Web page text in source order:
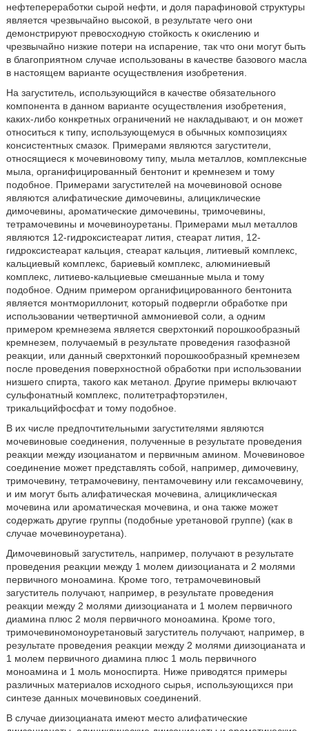
нефтепереработки сырой нефти, и доля парафиновой структуры
является чрезвычайно высокой, в результате чего они
демонстрируют превосходную стойкость к окислению и
чрезвычайно низкие потери на испарение, так что они могут быть
в благоприятном случае использованы в качестве базового масла
в настоящем варианте осуществления изобретения.
На загуститель, использующийся в качестве обязательного
компонента в данном варианте осуществления изобретения,
каких-либо конкретных ограничений не накладывают, и он может
относиться к типу, использующемуся в обычных композициях
консистентных смазок. Примерами являются загустители,
относящиеся к мочевиновому типу, мыла металлов, комплексные
мыла, органифицированный бентонит и кремнезем и тому
подобное. Примерами загустителей на мочевиновой основе
являются алифатические димочевины, алициклические
димочевины, ароматические димочевины, тримочевины,
тетрамочевины и мочевиноуретаны. Примерами мыл металлов
являются 12-гидроксистеарат лития, стеарат лития, 12-
гидроксистеарат кальция, стеарат кальция, литиевый комплекс,
кальциевый комплекс, бариевый комплекс, алюминиевый
комплекс, литиево-кальциевые смешанные мыла и тому
подобное. Одним примером органифицированного бентонита
является монтмориллонит, который подвергли обработке при
использовании четвертичной аммониевой соли, а одним
примером кремнезема является сверхтонкий порошкообразный
кремнезем, получаемый в результате проведения газофазной
реакции, или данный сверхтонкий порошкообразный кремнезем
после проведения поверхностной обработки при использовании
низшего спирта, такого как метанол. Другие примеры включают
сульфонатный комплекс, политетрафторэтилен,
трикальцийфосфат и тому подобное.
В их числе предпочтительными загустителями являются
мочевиновые соединения, полученные в результате проведения
реакции между изоцианатом и первичным амином. Мочевиновое
соединение может представлять собой, например, димочевину,
тримочевину, тетрамочевину, пентамочевину или гексамочевину,
и им могут быть алифатическая мочевина, алициклическая
мочевина или ароматическая мочевина, и она также может
содержать другие группы (подобные уретановой группе) (как в
случае мочевиноуретана).
Димочевиновый загуститель, например, получают в результате
проведения реакции между 1 молем диизоцианата и 2 молями
первичного моноамина. Кроме того, тетрамочевиновый
загуститель получают, например, в результате проведения
реакции между 2 молями диизоцианата и 1 молем первичного
диамина плюс 2 моля первичного моноамина. Кроме того,
тримочевиномоноуретановый загуститель получают, например, в
результате проведения реакции между 2 молями диизоцианата и
1 молем первичного диамина плюс 1 моль первичного
моноамина и 1 моль моноспирта. Ниже приводятся примеры
различных материалов исходного сырья, использующихся при
синтезе данных мочевиновых соединений.
В случае диизоцианата имеют место алифатические